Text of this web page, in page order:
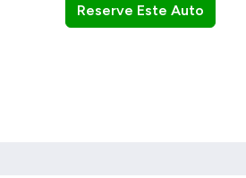
Reserve Este Auto